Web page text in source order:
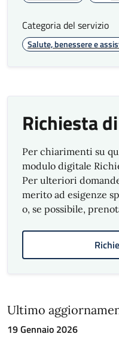
Categoria del servizio
Salute, benessere e
Richiesta
Per chiarimenti su
modulo digitale
Per ulteriori
merito ad esigenze
o, se possibile,
Ultimo
19 Gennaio 2026